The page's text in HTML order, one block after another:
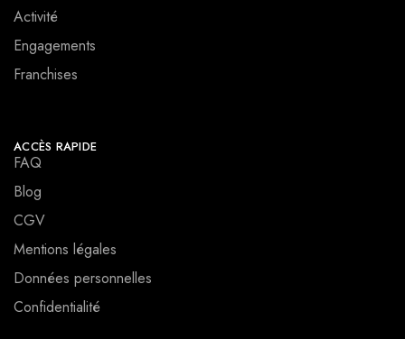
Activité
Engagements
Franchises
ACCÈS RAPIDE
FAQ
Blog
CGV
Mentions légales
Données personnelles
Confidentialité